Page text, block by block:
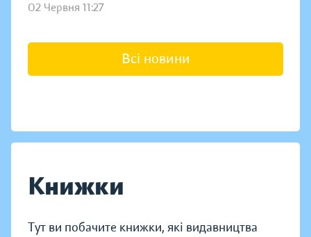
02 Червня 11:27
Всі новини
Книжки
Тут ви побачите книжки, які видавництва